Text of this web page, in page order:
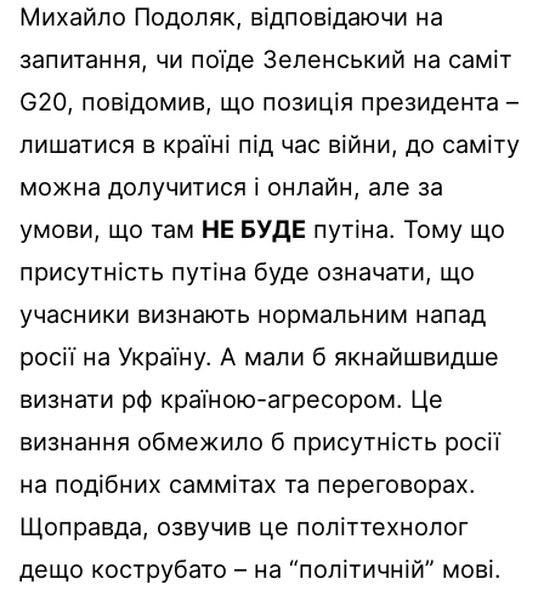
Михайло Подоляк, відповідаючи на
запитання, чи поїде Зеленський на саміт
G20, повідомив, що позиція президента –
лишатися в країні під час війни, до саміту
можна долучитися і онлайн, але за
умови, що там НЕ БУДЕ путіна. Тому що
присутність путіна буде означати, що
учасники визнають нормальним напад
росії на Україну. А мали б якнайшвидше
визнати рф країною-агресором. Це
визнання обмежило б присутність росії
на подібних саммітах та переговорах.
Щоправда, озвучив це політтехнолог
дещо кострубато – на “політичній” мові.